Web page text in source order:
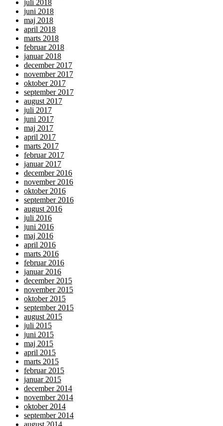
juli 2018
juni 2018
maj 2018
april 2018
marts 2018
februar 2018
januar 2018
december 2017
november 2017
oktober 2017
september 2017
august 2017
juli 2017
juni 2017
maj 2017
april 2017
marts 2017
februar 2017
januar 2017
december 2016
november 2016
oktober 2016
september 2016
august 2016
juli 2016
juni 2016
maj 2016
april 2016
marts 2016
februar 2016
januar 2016
december 2015
november 2015
oktober 2015
september 2015
august 2015
juli 2015
juni 2015
maj 2015
april 2015
marts 2015
februar 2015
januar 2015
december 2014
november 2014
oktober 2014
september 2014
august 2014